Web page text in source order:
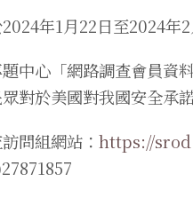
年1月22日至2024年
中心「網路調查會員資
對於美國對我國安全承
問組網站： https://